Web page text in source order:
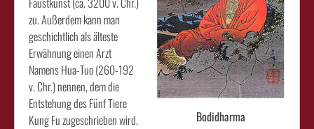
Bodidharma
zu. Außerdem kann man
geschichtlich als älteste
Erwähnung einen Arzt
Namens Hua-Tuo (260-192
v. Chr.) nennen, dem die
Entstehung des Fünf Tiere
Kung Fu zugeschrieben wird.